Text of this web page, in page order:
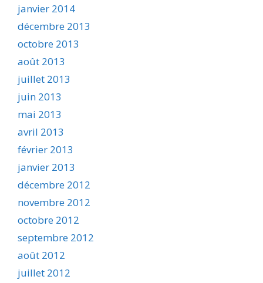
janvier 2014
décembre 2013
octobre 2013
août 2013
juillet 2013
juin 2013
mai 2013
avril 2013
février 2013
janvier 2013
décembre 2012
novembre 2012
octobre 2012
septembre 2012
août 2012
juillet 2012